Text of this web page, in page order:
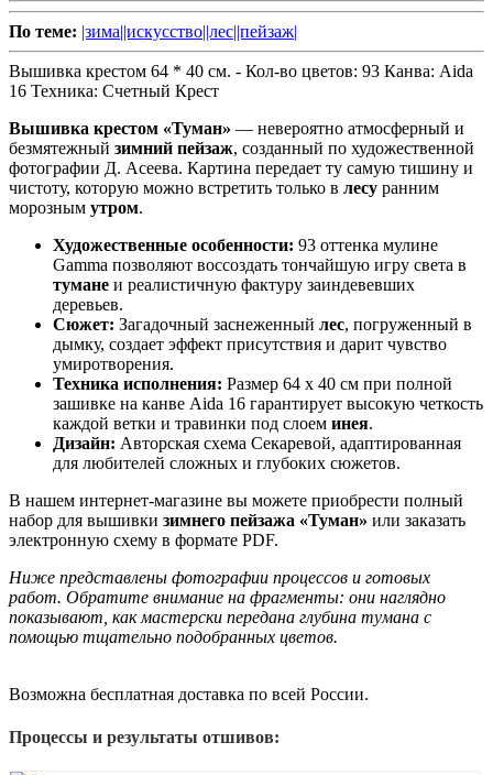
По теме: |зима||искусство||лес||пейзаж|
Вышивка крестом 64 * 40 см. - Кол-во цветов: 93 Канва: Aida
16 Техника: Счетный Крест
Вышивка крестом «Туман» — невероятно атмосферный и
безмятежный зимний пейзаж, созданный по художественной
фотографии Д. Асеева. Картина передает ту самую тишину и
чистоту, которую можно встретить только в лесу ранним
морозным утром.
Художественные особенности: 93 оттенка мулине
Gamma позволяют воссоздать тончайшую игру света в
тумане и реалистичную фактуру заиндевевших
деревьев.
Сюжет: Загадочный заснеженный лес, погруженный в
дымку, создает эффект присутствия и дарит чувство
умиротворения.
Техника исполнения: Размер 64 x 40 см при полной
зашивке на канве Aida 16 гарантирует высокую четкость
каждой ветки и травинки под слоем инея.
Дизайн: Авторская схема Секаревой, адаптированная
для любителей сложных и глубоких сюжетов.
В нашем интернет-магазине вы можете приобрести полный
набор для вышивки зимнего пейзажа «Туман» или заказать
электронную схему в формате PDF.
Ниже представлены фотографии процессов и готовых
работ. Обратите внимание на фрагменты: они наглядно
показывают, как мастерски передана глубина тумана с
помощью тщательно подобранных цветов.
Возможна бесплатная доставка по всей России.
Процессы и результаты отшивов: